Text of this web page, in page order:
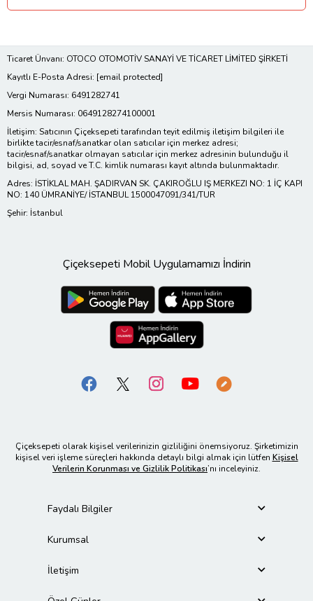
Ticaret Ünvanı: OTOCO OTOMOTİV SANAYİ VE TİCARET LİMİTED ŞİRKETİ
Kayıtlı E-Posta Adresi: [email protected]
Vergi Numarası: 6491282741
Mersis Numarası: 0649128274100001
İletişim: Satıcının Çiçeksepeti tarafından teyit edilmiş iletişim bilgileri ile
birlikte tacir/esnaf/sanatkar olan satıcılar için merkez adresi;
tacir/esnaf/sanatkar olmayan satıcılar için merkez adresinin bulunduğu il
bilgisi, ad, soyad ve T.C. kimlik numarası kayıt altında bulunmaktadır.
Adres: İSTİKLAL MAH. ŞADIRVAN SK. ÇAKIROĞLU IŞ MERKEZI NO: 1 İÇ KAPI
NO: 140 ÜMRANİYE/ İSTANBUL 1500047091/341/TUR
Şehir: İstanbul
Çiçeksepeti Mobil Uygulamamızı İndirin
Çiçeksepeti olarak kişisel verilerinizin gizliliğini önemsiyoruz. Şirketimizin
kişisel veri işleme süreçleri hakkında detaylı bilgi almak için lütfen Kişisel
Verilerin Korunması ve Gizlilik Politikası’nı inceleyiniz.
Faydalı Bilgiler
Kurumsal
İletişim